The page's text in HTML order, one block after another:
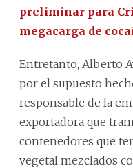
preliminar para
megacarga de
Entretanto, Alberto
por el supuesto
responsable de la
exportadora que
contenedores que
vegetal mezclados